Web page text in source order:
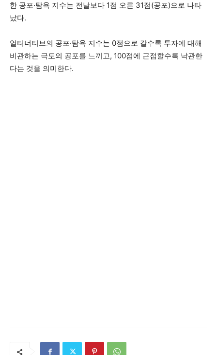
한 공포·탐욕 지수는 전날보다 1점 오른 31점(공포)으로 나타
났다.
얼터너티브의 공포·탐욕 지수는 0점으로 갈수록 투자에 대해
비관하는 극도의 공포를 느끼고, 100점에 근접할수록 낙관한
다는 것을 의미한다.